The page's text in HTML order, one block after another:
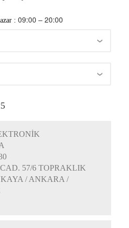
: 09:00 – 20:00
57/6 TOPRAKLIK
/ ANKARA /